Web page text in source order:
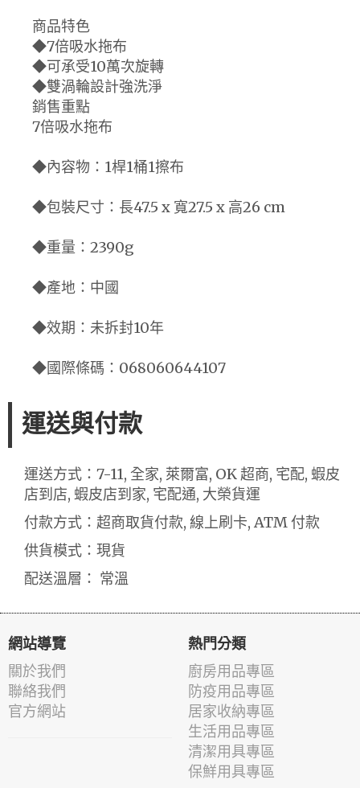
商品特色
◆7倍吸水拖布
◆可承受10萬次旋轉
◆雙渦輪設計強洗淨
銷售重點
7倍吸水拖布
◆內容物：1桿1桶1擦布
◆包裝尺寸：長47.5 x 寬27.5 x 高26 cm
◆重量：2390g
◆產地：中國
◆效期：未拆封10年
◆國際條碼：068060644107
運送與付款
運送方式：7-11, 全家, 萊爾富, OK 超商, 宅配, 蝦皮
店到店, 蝦皮店到家, 宅配通, 大榮貨運
付款方式：超商取貨付款, 線上刷卡, ATM 付款
供貨模式：現貨
配送溫層： 常溫
網站導覽
關於我們
聯絡我們
官方網站
熱門分類
廚房用品專區
防疫用品專區
居家收納專區
生活用品專區
清潔用具專區
保鮮用具專區